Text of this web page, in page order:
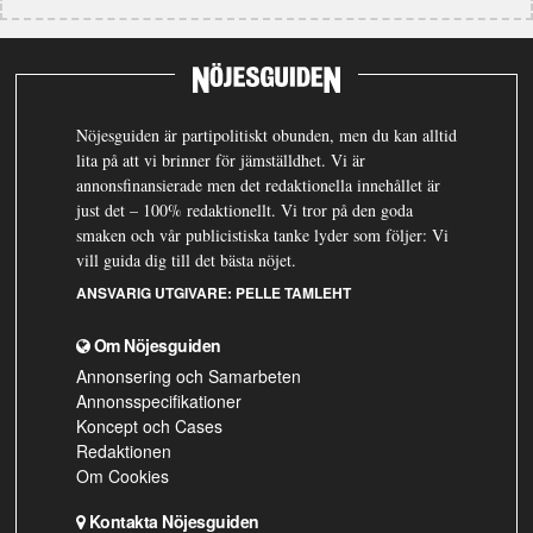
Nöjesguiden är partipolitiskt obunden, men du kan alltid
lita på att vi brinner för jämställdhet. Vi är
annonsfinansierade men det redaktionella innehållet är
just det – 100% redaktionellt. Vi tror på den goda
smaken och vår publicistiska tanke lyder som följer: Vi
vill guida dig till det bästa nöjet.
ANSVARIG UTGIVARE: PELLE TAMLEHT
Om Nöjesguiden
Annonsering och Samarbeten
Annonsspecifikationer
Koncept och Cases
Redaktionen
Om Cookies
Kontakta Nöjesguiden